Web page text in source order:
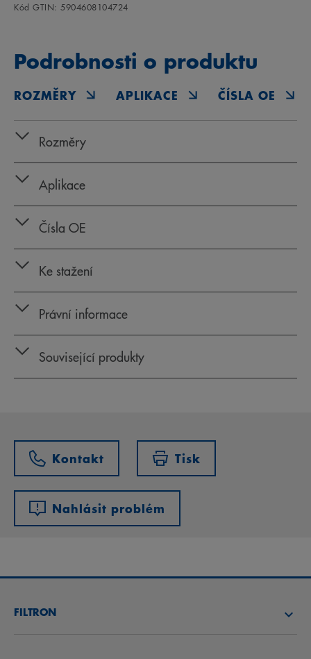
Kód GTIN: 5904608104724
Podrobnosti o produktu
ROZMĚRY APLIKACE ČÍSLA OE
Rozměry
Aplikace
Čísla OE
Ke stažení
Právní informace
Související produkty
Kontakt Tisk
Nahlásit problém
FILTRON